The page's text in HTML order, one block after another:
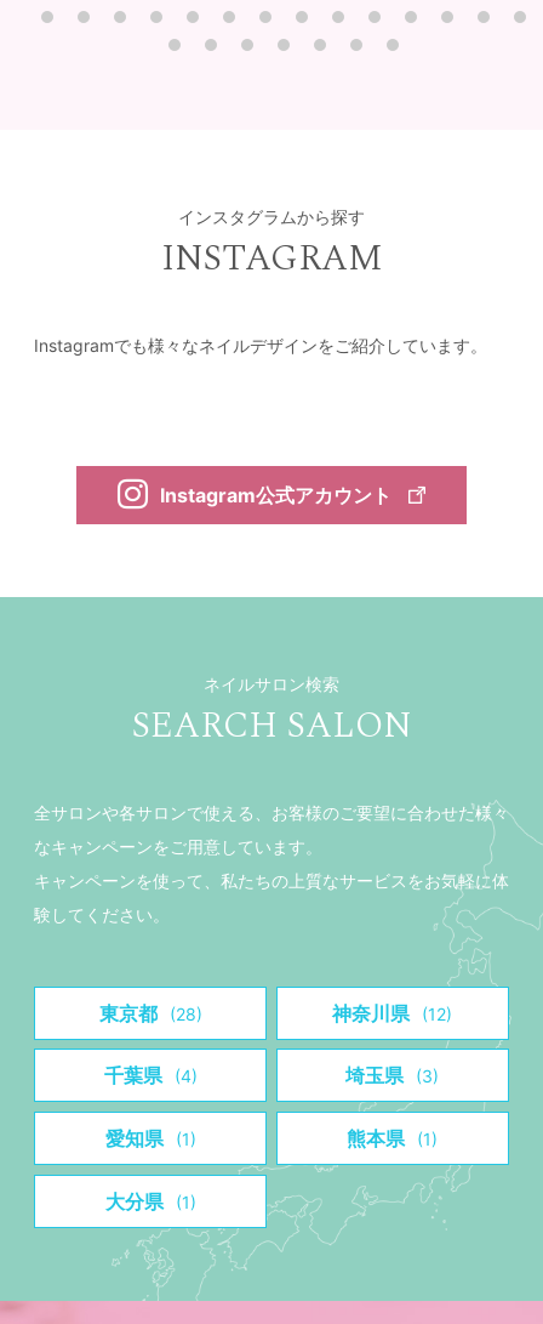
インスタグラムから探す
INSTAGRAM
Instagramでも様々なネイルデザインをご紹介しています。
Instagram公式アカウント
ネイルサロン検索
SEARCH SALON
全サロンや各サロンで使える、お客様のご要望に合わせた様々
なキャンペーンをご用意しています。
キャンペーンを使って、私たちの上質なサービスをお気軽に体
験してください。
東京都 (28) 神奈川県 (12)
千葉県 (4) 埼玉県 (3)
愛知県 (1) 熊本県 (1)
大分県 (1)